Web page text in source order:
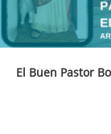
El Buen Pastor